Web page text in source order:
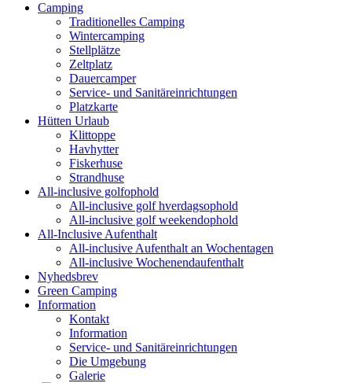
Camping
Traditionelles Camping
Wintercamping
Stellplätze
Zeltplatz
Dauercamper
Service- und Sanitäreinrichtungen
Platzkarte
Hütten Urlaub
Klittoppe
Havhytter
Fiskerhuse
Strandhuse
All-inclusive golfophold
All-inclusive golf hverdagsophold
All-inclusive golf weekendophold
All-Inclusive Aufenthalt
All-inclusive Aufenthalt an Wochentagen
All-inclusive Wochenendaufenthalt
Nyhedsbrev
Green Camping
Information
Kontakt
Information
Service- und Sanitäreinrichtungen
Die Umgebung
Galerie